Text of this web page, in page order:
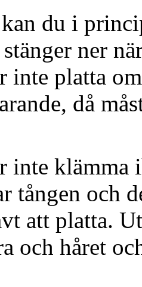
du i
ner
inte platta
då
inte klämma
tången och
att platta.
och håret